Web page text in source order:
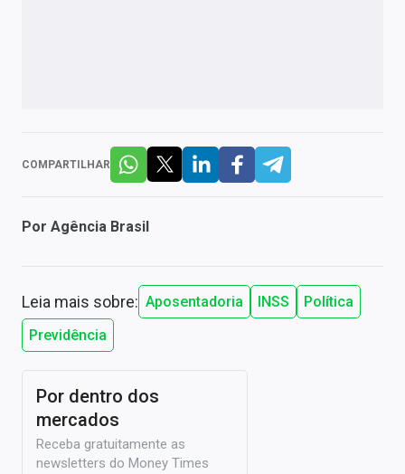
COMPARTILHAR
Por Agência Brasil
Leia mais sobre: Aposentadoria INSS
Política
Previdência
Por dentro dos
mercados
Receba gratuitamente as
newsletters do Money Times